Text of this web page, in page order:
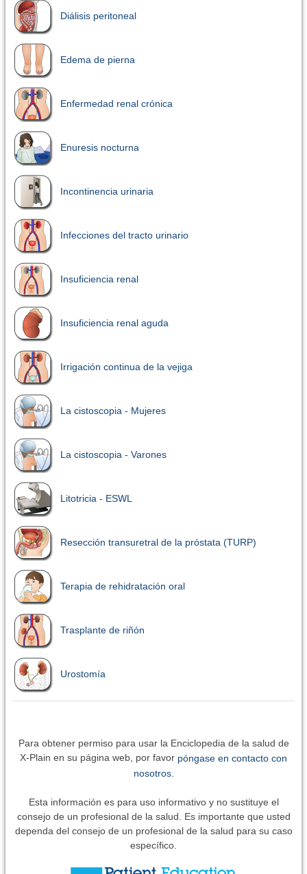
Diálisis peritoneal
Edema de pierna
Enfermedad renal crónica
Enuresis nocturna
Incontinencia urinaria
Infecciones del tracto urinario
Insuficiencia renal
Insuficiencia renal aguda
Irrigación continua de la vejiga
La cistoscopia - Mujeres
La cistoscopia - Varones
Litotricia - ESWL
Resección transuretral de la próstata (TURP)
Terapia de rehidratación oral
Trasplante de riñón
Urostomía
Para obtener permiso para usar la Enciclopedia de la salud de
X-Plain en su página web, por favor póngase en contacto con
nosotros.
Esta información es para uso informativo y no sustituye el
consejo de un profesional de la salud. Es importante que usted
dependa del consejo de un profesional de la salud para su caso
específico.